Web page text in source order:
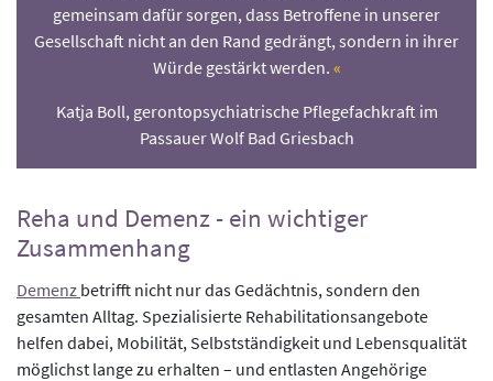
gemeinsam dafür sorgen, dass Betroffene in unserer
Gesellschaft nicht an den Rand gedrängt, sondern in ihrer
Würde gestärkt werden.
Katja Boll, gerontopsychiatrische Pflegefachkraft im
Passauer Wolf Bad Griesbach
Reha und Demenz - ein wichtiger
Zusammenhang
Demenz betrifft nicht nur das Gedächtnis, sondern den
gesamten Alltag. Spezialisierte Rehabilitationsangebote
helfen dabei, Mobilität, Selbstständigkeit und Lebensqualität
möglichst lange zu erhalten – und entlasten Angehörige